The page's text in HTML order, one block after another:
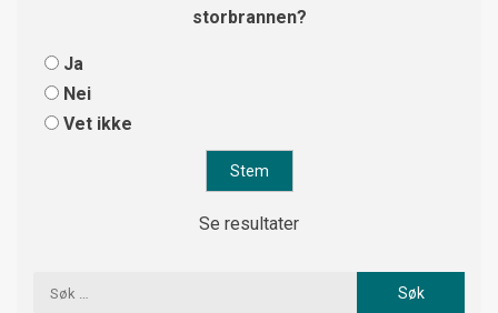
storbrannen?
Ja
Nei
Vet ikke
Se resultater